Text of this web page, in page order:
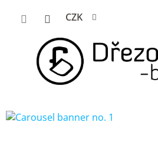
CZK